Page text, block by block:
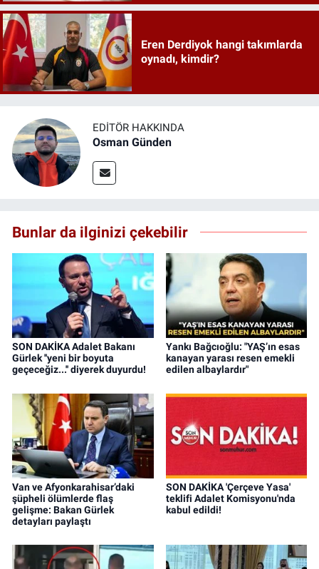
Eren Derdiyok hangi takımlarda
oynadı, kimdir?
EDITÖR HAKKINDA
Osman Günden
Bunlar da ilginizi çekebilir
SON DAKİKA Adalet Bakanı
Gürlek ''yeni bir boyuta
geçeceğiz...'' diyerek duyurdu!
Yankı Bağcıoğlu: "YAŞ’ın esas
kanayan yarası resen emekli
edilen albaylardır"
Van ve Afyonkarahisar’daki
şüpheli ölümlerde flaş
gelişme: Bakan Gürlek
detayları paylaştı
SON DAKİKA 'Çerçeve Yasa'
teklifi Adalet Komisyonu'nda
kabul edildi!